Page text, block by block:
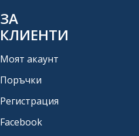
ЗА
КЛИЕНТИ
Моят акаунт
Поръчки
Регистрация
Facebook